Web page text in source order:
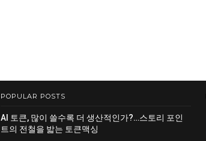
POPULAR POSTS
AI 토큰, 많이 쓸수록 더 생산적인가?…스토리 포인
트의 전철을 밟는 토큰맥싱